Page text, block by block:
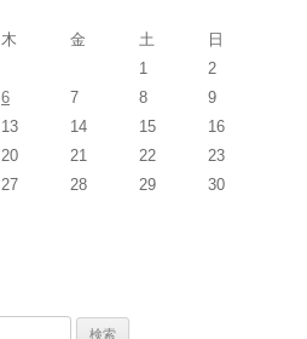
木 金 土 日
1
2
6 7 8
9
13 14 15
16
20 21 22
23
27 28 29
30